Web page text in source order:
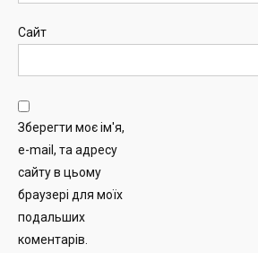
Сайт
Зберегти моє ім'я,
e-mail, та адресу
сайту в цьому
браузері для моїх
подальших
коментарів.